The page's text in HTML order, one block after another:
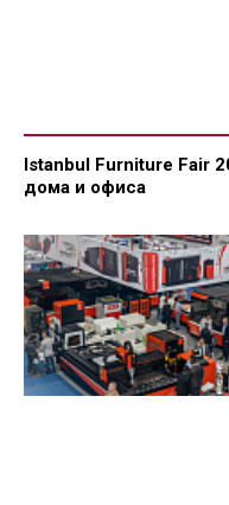
Istanbul Furniture Fair
дома и офиса